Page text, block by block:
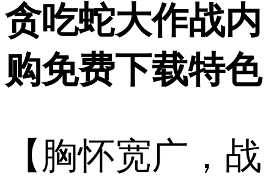
贪吃蛇大作战内
购免费下载特色
【胸怀宽广，战